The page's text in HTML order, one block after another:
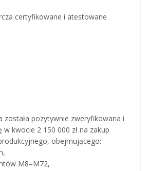
certyfikowane i atestowane
została pozytywnie zweryfikowana i
w kwocie 2 150 000 zł na zakup
obejmującego:
M8–M72,